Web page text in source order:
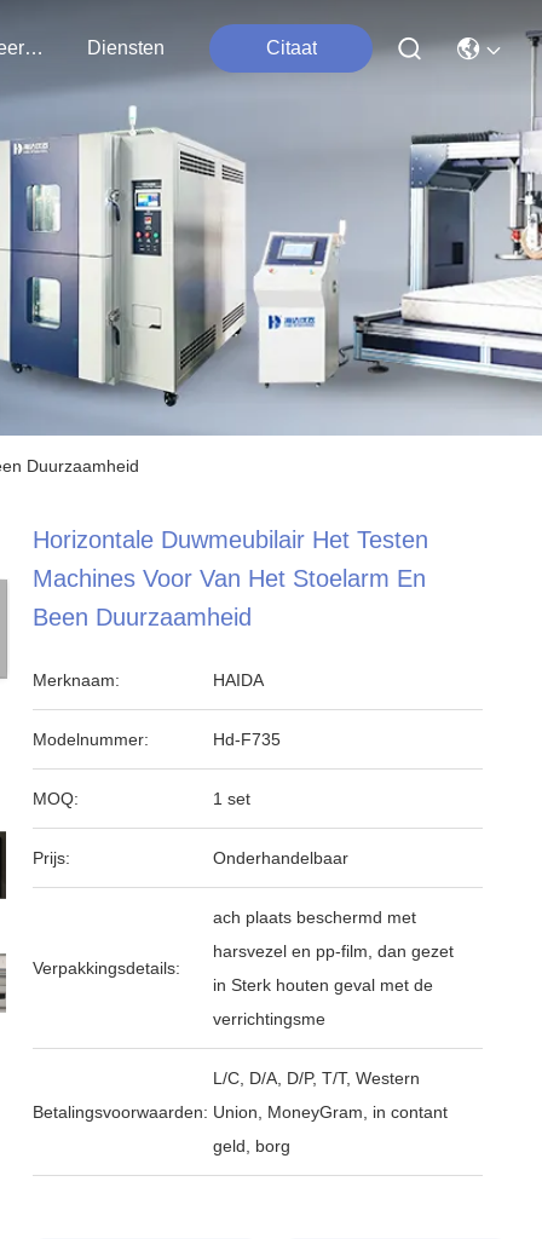
Contacteer Ons Diensten Citaat
Duurzaamheid
Horizontale Duwmeubilair Het Testen
Machines Voor Van Het Stoelarm En
Been Duurzaamheid
Merknaam: HAIDA
Modelnummer: Hd-F735
MOQ: 1 set
Prijs: Onderhandelbaar
Verpakkingsdetails:
ach plaats beschermd met
harsvezel en pp-film, dan gezet
in Sterk houten geval met de
verrichtingsme
Betalingsvoorwaarden:
L/C, D/A, D/P, T/T, Western
Union, MoneyGram, in contant
geld, borg